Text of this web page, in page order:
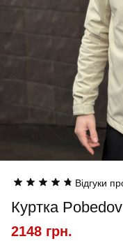
Відгуки
Куртка
2148 грн.